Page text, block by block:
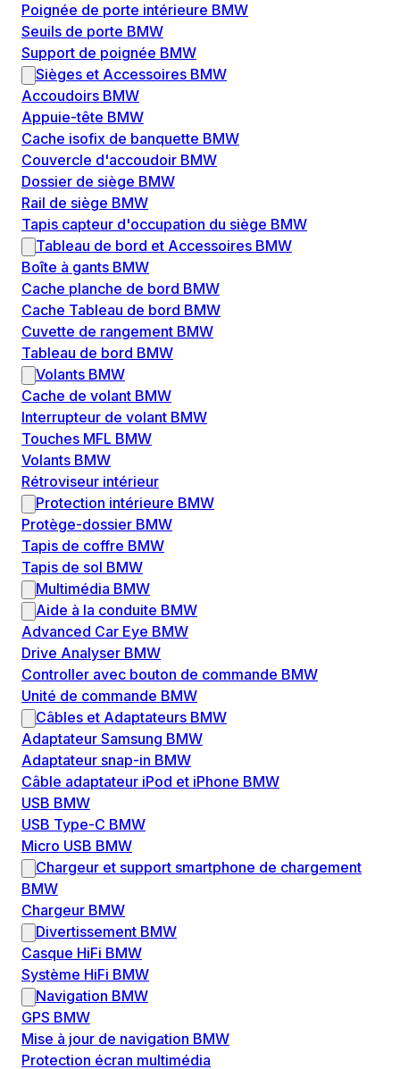
Poignée de porte intérieure BMW
Seuils de porte BMW
Support de poignée BMW
Sièges et Accessoires BMW
Accoudoirs BMW
Appuie-tête BMW
Cache isofix de banquette BMW
Couvercle d'accoudoir BMW
Dossier de siège BMW
Rail de siège BMW
Tapis capteur d'occupation du siège BMW
Tableau de bord et Accessoires BMW
Boîte à gants BMW
Cache planche de bord BMW
Cache Tableau de bord BMW
Cuvette de rangement BMW
Tableau de bord BMW
Volants BMW
Cache de volant BMW
Interrupteur de volant BMW
Touches MFL BMW
Volants BMW
Rétroviseur intérieur
Protection intérieure BMW
Protège-dossier BMW
Tapis de coffre BMW
Tapis de sol BMW
Multimédia BMW
Aide à la conduite BMW
Advanced Car Eye BMW
Drive Analyser BMW
Controller avec bouton de commande BMW
Unité de commande BMW
Câbles et Adaptateurs BMW
Adaptateur Samsung BMW
Adaptateur snap-in BMW
Câble adaptateur iPod et iPhone BMW
USB BMW
USB Type-C BMW
Micro USB BMW
Chargeur et support smartphone de chargement
BMW
Chargeur BMW
Divertissement BMW
Casque HiFi BMW
Système HiFi BMW
Navigation BMW
GPS BMW
Mise à jour de navigation BMW
Protection écran multimédia